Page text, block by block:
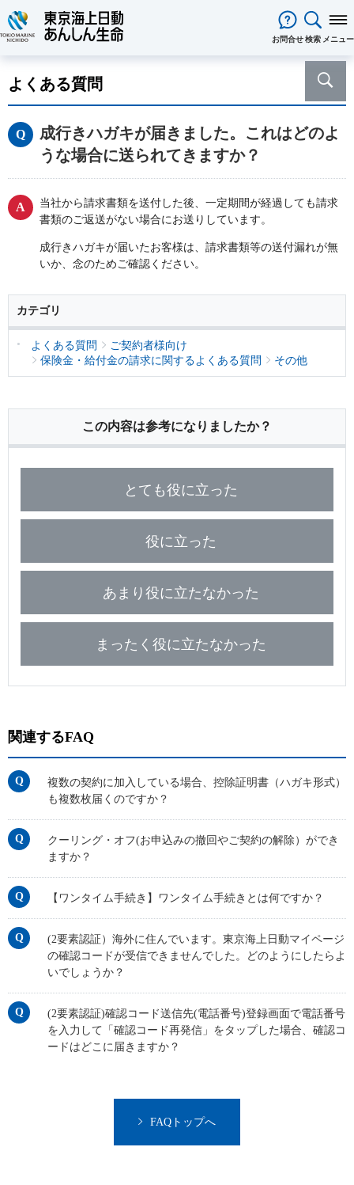
お問合せ検索 メニュー
保険商品から選ぶ
心配ごとから選ぶ
保険の基礎知識
インターネットでご加入いただけ
る保険商品
法人向け保険商品
ご相談・ご契約の流れ 申込方法の違い
資料請求
医療保険
メディカルＫｉｔ ＮＥＯ
メディカルＫｉｔ Ｒ
あんしん治療サポート保険
あんしん治療サポート保険R
メディカルＫｉｔエール
メディカルＫｉｔエールＲ
がん保険
死亡保険（終身保険・定期保険）
長生き支援終身
スマートあんしん定期
あんしん定期エール
あんしん終身エール
あんしん夢終身
定期保険
家計保障・就業不能保障
家計保障定期保険ＮＥＯ
あんしん就業不能保障保険
個人年金保険
ご契約者様
ご契約者様TOPへ
東京海上日動マイページのご案内
「ワンタイム手続き」のご案内
各種お手続き
保険金・給付金・満期金・年金等
契約内容／登録情報の確認・変更
保険料支払方法の変更
保険証券・控除証明書の発行・再
手続き
急な資金が必要なとき
引越しするとき
保険料の支払いが困難なとき
海外渡航するとき
確定申告・年末調整するとき
子どもが生まれるとき
子どもが独立・就職するとき
離婚するとき
法人のお客様
法人のお客様TOPへ
な準備とは？
従業員の皆様向け商品
あんしん生命について
東京海上グループについて
会社情報
お客様をがんからお守りする運動
サステナビリティ
採用情報
保険金等の適切なお支払いに向け
た取組み
資料請求
よくある質問
保険用語集
東京海上ホールディングス
よくある質問
成行きハガキが届きました。これはどのよ
うな場合に送られてきますか？
当社から請求書類を送付した後、一定期間が経過しても請求
書類のご返送がない場合にお送りしています。
成行きハガキが届いたお客様は、請求書類等の送付漏れが無
いか、念のためご確認ください。
カテゴリ
よくある質問
ご契約者様向け
保険金・給付金の請求に関するよくある質問
その他
この内容は参考になりましたか？
とても役に立った
役に立った
あまり役に立たなかった
まったく役に立たなかった
関連するFAQ
複数の契約に加入している場合、控除証明書（ハガキ形式）
も複数枚届くのですか？
クーリング・オフ(お申込みの撤回やご契約の解除）ができ
ますか？
【ワンタイム手続き】ワンタイム手続きとは何ですか？
(2要素認証）海外に住んでいます。東京海上日動マイページ
の確認コードが受信できませんでした。どのようにしたらよ
いでしょうか？
(2要素認証)確認コード送信先(電話番号)登録画面で電話番号
を入力して「確認コード再発信」をタップした場合、確認コ
ードはどこに届きますか？
FAQトップへ